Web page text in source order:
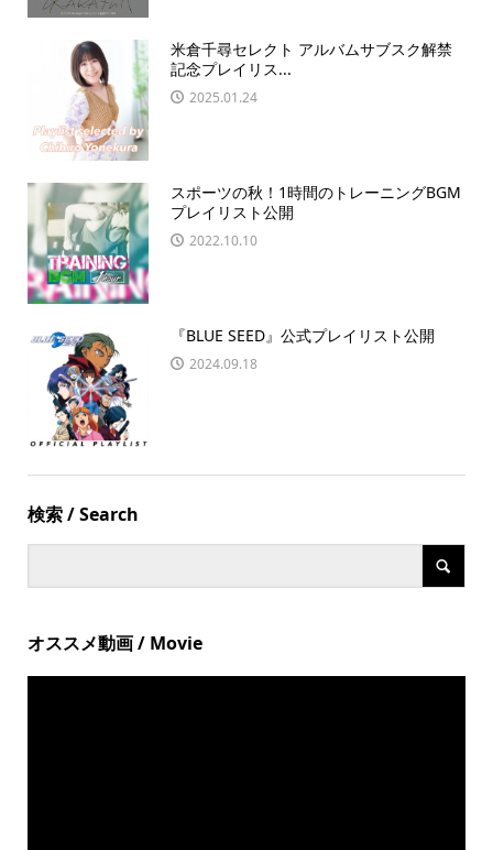
米倉千尋セレクト アルバムサブスク解禁
記念プレイリス...
2025.01.24
スポーツの秋！1時間のトレーニングBGM
プレイリスト公開
2022.10.10
『BLUE SEED』公式プレイリスト公開
2024.09.18
検索 / Search
オススメ動画 / Movie